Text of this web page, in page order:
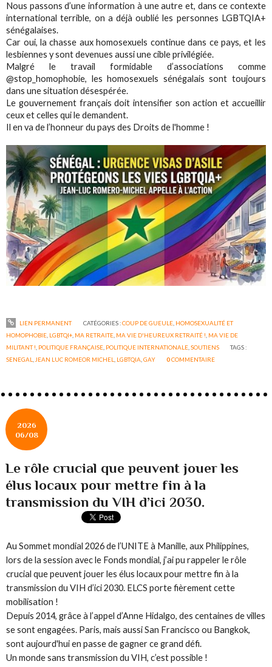
Nous passons d’une information à une autre et, dans ce contexte
international terrible, on a déjà oublié les personnes LGBTQIA+
sénégalaises.
Car oui, la chasse aux homosexuels continue dans ce pays, et les
lesbiennes y sont devenues aussi une cible privilégiée.
Malgré le travail formidable d’associations comme
@stop_homophobie, les homosexuels sénégalais sont toujours
dans une situation désespérée.
Le gouvernement français doit intensifier son action et accueillir
ceux et celles qui le demandent.
Il en va de l’honneur du pays des Droits de l'homme !
LIEN PERMANENT CATÉGORIES :COUP DE GUEULE, HOMOSEXUALITÉ ET
HOMOPHOBIE LGBTQI+ MA RETRAITE MA VIE D'HEUREUX RETRAITÉ ! MA VIE DE
MILITANT ! POLITIQUE FRANÇAISE POLITIQUE INTERNATIONALE ,SOUTIENS
TAGS :
SENEGAL
JEAN LUC ROMEOR MICHEL LGBTQIA ,GAY 0COMMENTAIRE
2026
06/08
Le rôle crucial que peuvent jouer les
élus locaux pour mettre fin à la
transmission du VIH d’ici 2030.
Au Sommet mondial 2026 de l’UNITE à Manille, aux Philippines,
lors de la session avec le Fonds mondial, j’ai pu rappeler le rôle
crucial que peuvent jouer les élus locaux pour mettre fin à la
transmission du VIH d’ici 2030. ELCS porte fièrement cette
mobilisation !
Depuis 2014, grâce à l’appel d’Anne Hidalgo, des centaines de villes
se sont engagées. Paris, mais aussi San Francisco ou Bangkok,
sont aujourd'hui en passe de gagner ce grand défi.
Un monde sans transmission du VIH, c’est possible !